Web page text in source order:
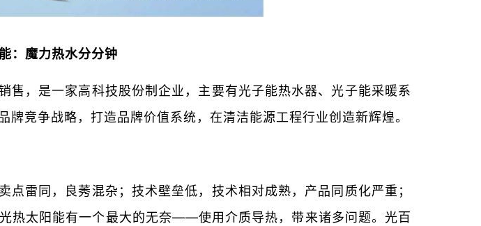
：魔力热水分分钟
售，是一家高科技股份制企业，主要有光子能热水器、光子能采暖系
竞争战略，打造品牌价值系统，在清洁能源工程行业创造新辉煌。
雷同，良莠混杂；技术壁垒低，技术相对成熟，产品同质化严重；
热太阳能有一个最大的无奈——使用介质导热，带来诸多问题。光百